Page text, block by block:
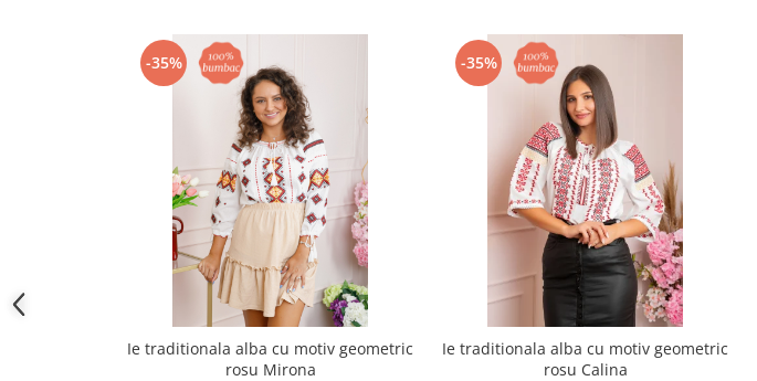
-35%
Ie traditionala alba cu motiv geometric
rosu Mirona
-35%
Ie traditionala alba cu motiv geometric
rosu Calina